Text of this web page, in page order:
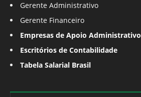
Gerente Administrativo
Gerente Financeiro
Empresas de Apoio Administrativo
Escritórios de Contabilidade
Tabela Salarial Brasil